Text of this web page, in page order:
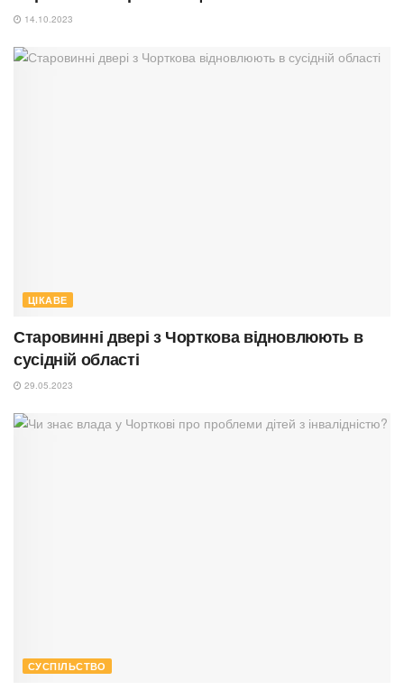
14.10.2023
ЦІКАВЕ
Старовинні двері з Чорткова відновлюють в
сусідній області
29.05.2023
СУСПІЛЬСТВО